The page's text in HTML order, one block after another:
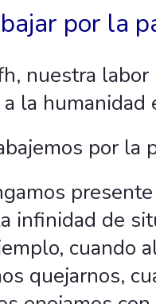
por la
nuestra
la humanidad
por la
infinidad de
cuando
quejarnos,